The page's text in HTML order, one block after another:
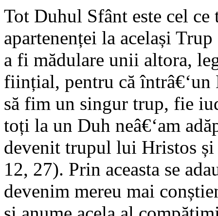
Tot Duhul Sfânt este cel
apartenenței la același
a fi mădulare unii altora,
ființial, pentru că întrâ€‘un
să fim un singur trup, fie
toți la un Duh neâ€‘am
devenit trupul lui Hristos și
12, 27). Prin aceasta se
devenim mereu mai